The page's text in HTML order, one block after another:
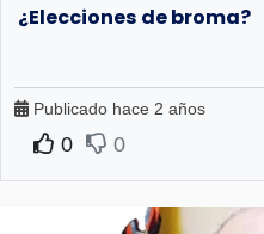
¿Elecciones de broma?
Publicado hace 2 años
0 0